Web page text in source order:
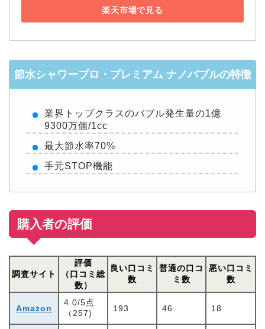
楽天市場で見る
節水シャワープロ・プレミアム ナノバブルの特徴
業界トップクラスのバブル発生量の1億
9300万個/1cc
最大節水率70%
手元STOP機能
購入者の評価
調査サイト
評価
（口コミ総
数）
良い口コミ
数
普通の口コ
ミ数
悪い口コミ
数
Amazon
4.0/5点
（257)
193 46 18